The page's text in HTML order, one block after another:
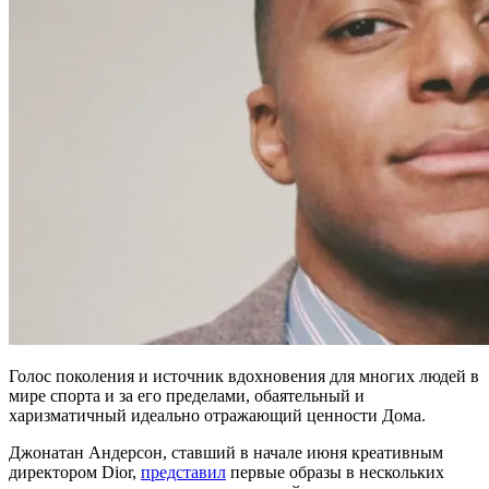
Голос поколения и источник вдохновения для многих людей в
мире спорта и за его пределами, обаятельный и
харизматичный идеально отражающий ценности Дома.
Джонатан Андерсон, ставший в начале июня креативным
директором Dior, представил первые образы в нескольких